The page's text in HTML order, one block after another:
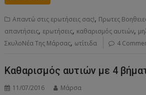
Απαντώ στις ερωτήσεις σας!, Πρωτες
απαντήσεις, ερωτήσεις, καθαρισμός αυτιών,
ΣκυλοΝέα Της Μάρσας, ωτίτιδα 4
Καθαρισμός αυτιών με 4
11/07/2016 Μάρσα